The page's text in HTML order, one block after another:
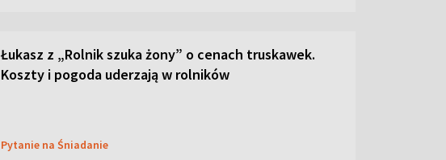
Łukasz z „Rolnik szuka żony” o cenach truskawek.
Koszty i pogoda uderzają w rolników
Pytanie na Śniadanie